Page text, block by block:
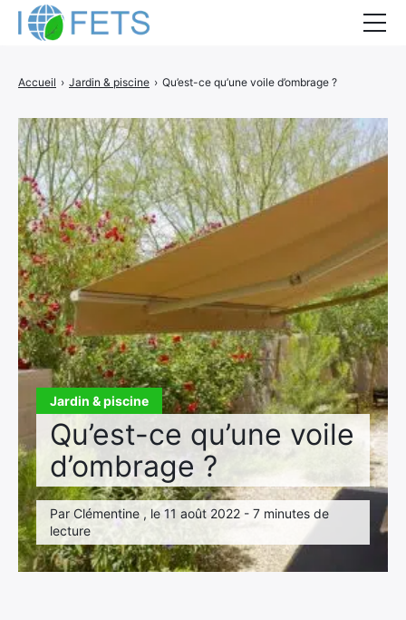
Jardin & piscine
Qu’est-ce qu’une voile
d’ombrage ?
Par Clémentine , le 11 août 2022 - 7 minutes de
lecture
Accueil › Jardin & piscine › Qu’est-ce qu’une voile d’ombrage ?
Métiers du BTP
Guides thermiques
Aides à la rénovation
DEVIS